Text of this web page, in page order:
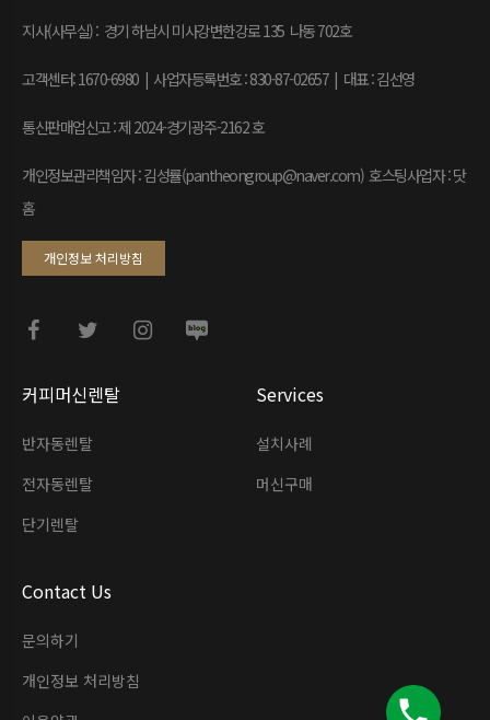
커피머신렌탈
반자동렌탈
전자동렌탈
단기렌탈
Services
설치사례
머신구매
Contact Us
문의하기
개인정보 처리방침
지사(사무실) : 경기 하남시 미사강변한강로 135 나동 702호
고객센터: 1670-6980 | 사업자등록번호 : 830-87-02657 | 대표 : 김선영
통신판매업신고 : 제 2024-경기광주-2162 호
개인정보관리책임자 : 김성률(pantheongroup@naver.com) 호스팅사업자 : 닷
홈
개인정보 처리방침